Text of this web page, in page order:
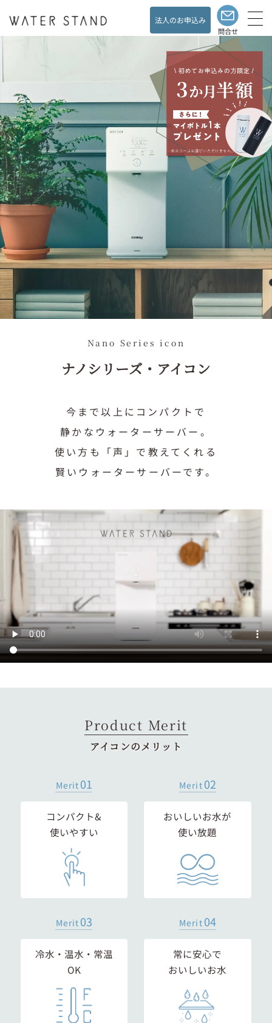
法人のお申込み
問合せ
Products& Price
Merit
展示・キャンペーン情報 Exhibit& Campaign
ショールーム ShowRoom
よくある質問
お客様の声
ウォータースタンドの
ある暮らし
WaterStand
お知らせ
法人のお申込み
資料請求・お問合せ
0120-032-114
Company Information
Nano Series icon
ナノシリーズ・アイコン
今まで以上にコンパクトで
静かなウォーターサーバー。
使い方も「声」で教えてくれる
賢いウォーターサーバーです。
Product Merit
アイコンのメリット
Merit 01
コンパクト&
使いやすい
Merit 02
おいしいお水が
使い放題
Merit 03
冷水・温水・常温
OK
Merit 04
常に安心で
おいしいお水